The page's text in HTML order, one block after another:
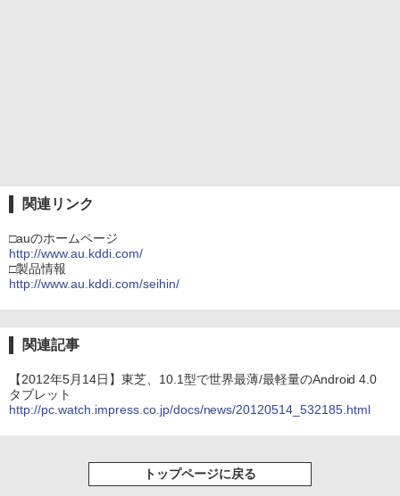
関連リンク
□auのホームページ
http://www.au.kddi.com/
□製品情報
http://www.au.kddi.com/seihin/
関連記事
【2012年5月14日】東芝、10.1型で世界最薄/最軽量のAndroid 4.0
タブレット
http://pc.watch.impress.co.jp/docs/news/20120514_532185.html
トップページに戻る